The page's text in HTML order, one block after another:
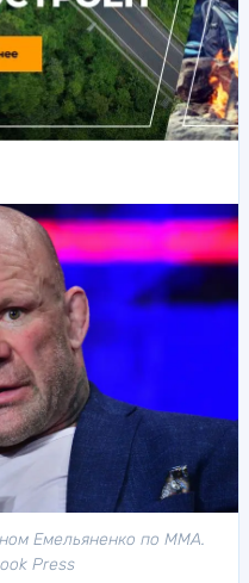
Емельяненко по ММА.
Press